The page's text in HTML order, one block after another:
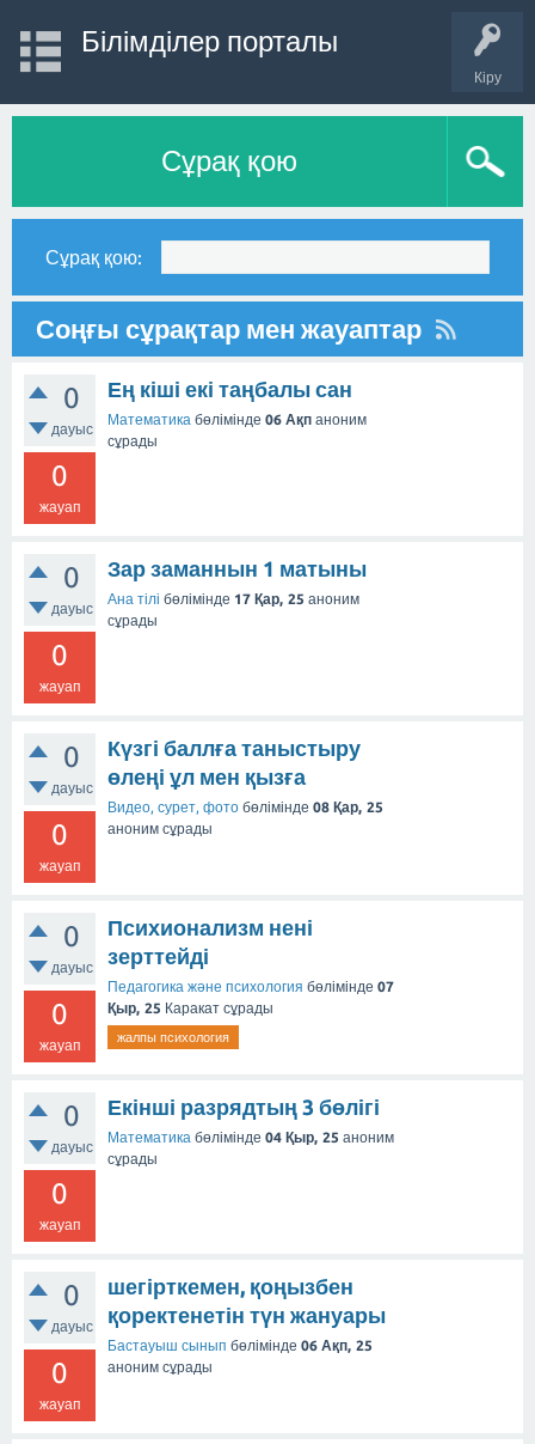
Кіру
Білімділер порталы
Сұрақ қою
Сұрақ қою:
Соңғы сұрақтар мен жауаптар
0
дауыс
0
жауап
Ең кіші екі таңбалы сан
Математика бөлімінде 06 Ақп аноним
сұрады
0
дауыс
0
жауап
Зар заманнын 1 матыны
Ана тілі бөлімінде 17 Қар, 25 аноним
сұрады
0
дауыс
0
жауап
Күзгі баллға таныстыру
өлеңі ұл мен қызға
Видео, сурет, фото бөлімінде 08 Қар, 25
аноним сұрады
0
дауыс
0
жауап
Психионализм нені
зерттейді
Педагогика және психология бөлімінде 07
Қыр, 25 Каракат сұрады
жалпы психология
0
дауыс
0
жауап
Екінші разрядтың 3 бөлігі
Математика бөлімінде 04 Қыр, 25 аноним
сұрады
0
дауыс
0
жауап
шегірткемен, қоңызбен
қоректенетін түн жануары
Бастауыш сынып бөлімінде 06 Ақп, 25
аноним сұрады